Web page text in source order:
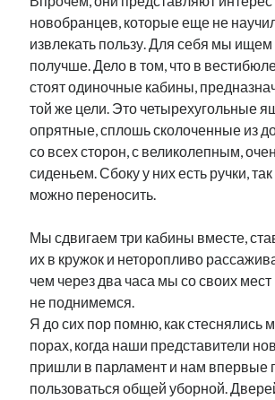
новобранцев, которые еще не
извлекать пользу. Для себя мы ищем
получше. Дело в том, что в
стоят одиночные кабины,
той же цели. Это четырехугольные
опрятные, сплошь сколоченные из
со всех сторон, с великолепным,
сиденьем. Сбоку у них есть ручки,
можно переносить.
Мы сдвигаем три кабины вместе,
их в кружок и неторопливо
чем через два часа мы со своих мест
не поднимемся.
Я до сих пор помню, как стеснялись
порах, когда наши представители
пришли в парламент и нам впервые
пользоваться общей уборной.